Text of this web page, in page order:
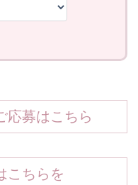
応募はこちら
こちらを